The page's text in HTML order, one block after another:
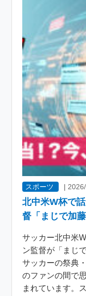
スポーツ |
北中米W杯で
督「まじで加
サッカー北中米
ン監督が「まじ
サッカーの祭典
のファンの間で
まれています。